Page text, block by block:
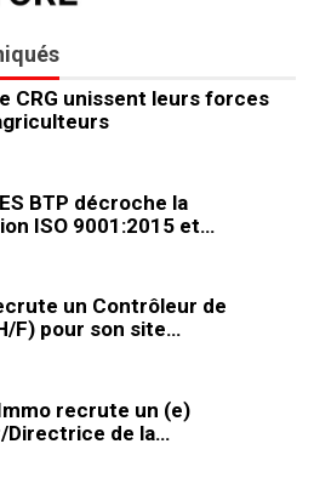
CRG unissent leurs forces
BTP décroche la
ISO 9001:2015 et…
un Contrôleur de
F) pour son site…
recrute un (e)
Directrice de la…